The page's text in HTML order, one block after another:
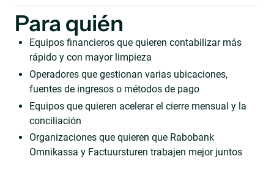
Para quién
Equipos financieros que quieren contabilizar más
rápido y con mayor limpieza
Operadores que gestionan varias ubicaciones,
fuentes de ingresos o métodos de pago
Equipos que quieren acelerar el cierre mensual y la
conciliación
Organizaciones que quieren que Rabobank
Omnikassa y Factuursturen trabajen mejor juntos